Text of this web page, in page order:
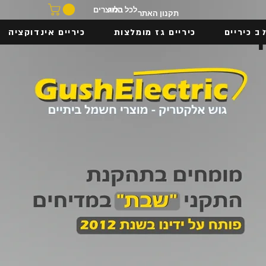
בלוג
לכל המוצרים
כיריים כיריים גז מומלצות כיריים אינדוקציה
תקנון האתר